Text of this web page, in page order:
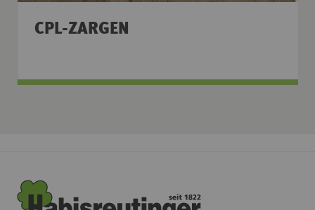
CPL-ZARGEN